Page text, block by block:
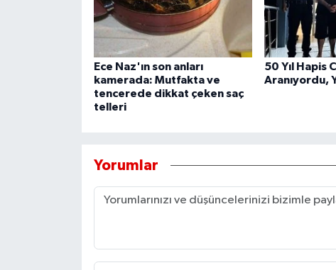
Ece Naz'ın son anları
kamerada: Mutfakta ve
tencerede dikkat çeken saç
telleri
50 Yıl Hapis
Aranıyordu,
Yorumlar